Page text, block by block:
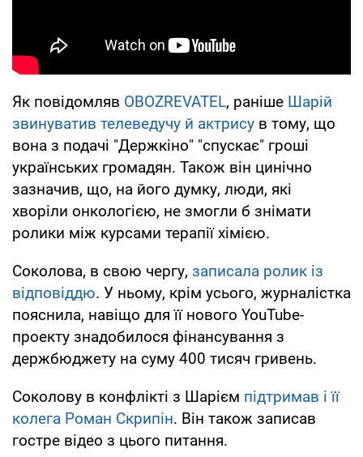
Як повідомляв OBOZREVATEL, раніше Шарій
звинуватив телеведучу й актрису в тому, що
вона з подачі "Держкіно" "спускає" гроші
українських громадян. Також він цинічно
зазначив, що, на його думку, люди, які
хворіли онкологією, не змогли б знімати
ролики між курсами терапії хімією.
Соколова, в свою чергу, записала ролик із
відповіддю. У ньому, крім усього, журналістка
пояснила, навіщо для її нового YouTube-
проекту знадобилося фінансування з
держбюджету на суму 400 тисяч гривень.
Соколову в конфлікті з Шарієм підтримав і її
колега Роман Скрипін. Він також записав
гостре відео з цього питання.